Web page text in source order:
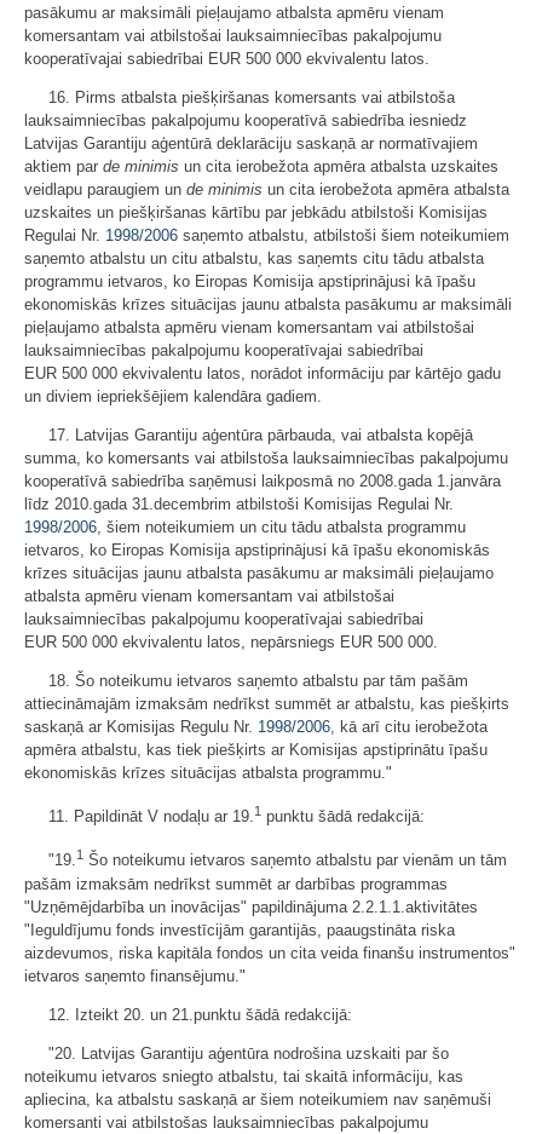
pasākumu ar maksimāli pieļaujamo atbalsta apmēru vienam
komersantam vai atbilstošai lauksaimniecības pakalpojumu
kooperatīvajai sabiedrībai EUR 500 000 ekvivalentu latos.
16. Pirms atbalsta piešķiršanas komersants vai atbilstoša
lauksaimniecības pakalpojumu kooperatīvā sabiedrība iesniedz
Latvijas Garantiju aģentūrā deklarāciju saskaņā ar normatīvajiem
aktiem par de minimis un cita ierobežota apmēra atbalsta uzskaites
veidlapu paraugiem un de minimis un cita ierobežota apmēra atbalsta
uzskaites un piešķiršanas kārtību par jebkādu atbilstoši Komisijas
Regulai Nr. 1998/2006 saņemto atbalstu, atbilstoši šiem noteikumiem
saņemto atbalstu un citu atbalstu, kas saņemts citu tādu atbalsta
programmu ietvaros, ko Eiropas Komisija apstiprinājusi kā īpašu
ekonomiskās krīzes situācijas jaunu atbalsta pasākumu ar maksimāli
pieļaujamo atbalsta apmēru vienam komersantam vai atbilstošai
lauksaimniecības pakalpojumu kooperatīvajai sabiedrībai
EUR 500 000 ekvivalentu latos, norādot informāciju par kārtējo gadu
un diviem iepriekšējiem kalendāra gadiem.
17. Latvijas Garantiju aģentūra pārbauda, vai atbalsta kopējā
summa, ko komersants vai atbilstoša lauksaimniecības pakalpojumu
kooperatīvā sabiedrība saņēmusi laikposmā no 2008.gada 1.janvāra
līdz 2010.gada 31.decembrim atbilstoši Komisijas Regulai Nr.
1998/2006, šiem noteikumiem un citu tādu atbalsta programmu
ietvaros, ko Eiropas Komisija apstiprinājusi kā īpašu ekonomiskās
krīzes situācijas jaunu atbalsta pasākumu ar maksimāli pieļaujamo
atbalsta apmēru vienam komersantam vai atbilstošai
lauksaimniecības pakalpojumu kooperatīvajai sabiedrībai
EUR 500 000 ekvivalentu latos, nepārsniegs EUR 500 000.
18. Šo noteikumu ietvaros saņemto atbalstu par tām pašām
attiecināmajām izmaksām nedrīkst summēt ar atbalstu, kas piešķirts
saskaņā ar Komisijas Regulu Nr. 1998/2006, kā arī citu ierobežota
apmēra atbalstu, kas tiek piešķirts ar Komisijas apstiprinātu īpašu
ekonomiskās krīzes situācijas atbalsta programmu."
11. Papildināt V nodaļu ar 19.1 punktu šādā redakcijā:
"19.1 Šo noteikumu ietvaros saņemto atbalstu par vienām un tām
pašām izmaksām nedrīkst summēt ar darbības programmas
"Uzņēmējdarbība un inovācijas" papildinājuma 2.2.1.1.aktivitātes
"Ieguldījumu fonds investīcijām garantijās, paaugstināta riska
aizdevumos, riska kapitāla fondos un cita veida finanšu instrumentos"
ietvaros saņemto finansējumu."
12. Izteikt 20. un 21.punktu šādā redakcijā:
"20. Latvijas Garantiju aģentūra nodrošina uzskaiti par šo
noteikumu ietvaros sniegto atbalstu, tai skaitā informāciju, kas
apliecina, ka atbalstu saskaņā ar šiem noteikumiem nav saņēmuši
komersanti vai atbilstošas lauksaimniecības pakalpojumu